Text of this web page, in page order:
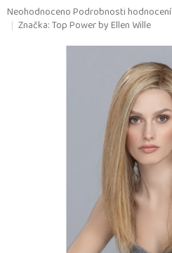
Průměrné
hodnocení
NeohodnocenoPodrobnosti hodnocení
Značka:Top Power by Ellen Wille